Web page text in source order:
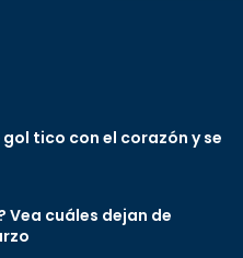
tico con el corazón y se
Vea cuáles dejan de